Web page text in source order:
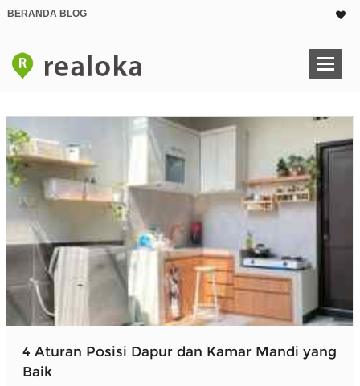
BERANDA BLOG
4 Aturan Posisi Dapur dan Kamar Mandi yang
Baik